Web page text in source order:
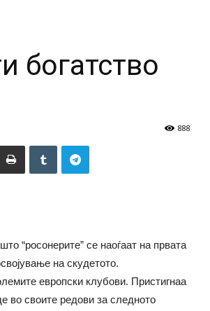
богатство
888
“росонерите” се наоѓаат на првата
на скудетото.
европски клубови. Пристигнаа
во своите редови за следното